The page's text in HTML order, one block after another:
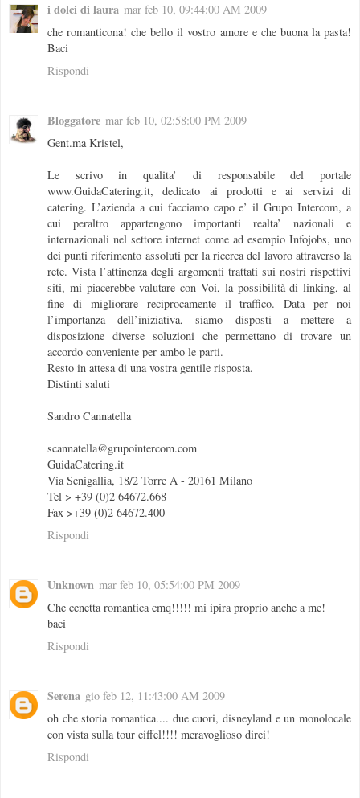
i dolci di laura mar feb 10, 09:44:00 AM 2009
che romanticona! che bello il vostro amore e che buona la pasta!
Baci
Rispondi
Bloggatore mar feb 10, 02:58:00 PM 2009
Gent.ma Kristel,
Le scrivo in qualita’ di responsabile del portale
www.GuidaCatering.it, dedicato ai prodotti e ai servizi di
catering. L’azienda a cui facciamo capo e’ il Grupo Intercom, a
cui peraltro appartengono importanti realta’ nazionali e
internazionali nel settore internet come ad esempio Infojobs, uno
dei punti riferimento assoluti per la ricerca del lavoro attraverso la
rete. Vista l’attinenza degli argomenti trattati sui nostri rispettivi
siti, mi piacerebbe valutare con Voi, la possibilità di linking, al
fine di migliorare reciprocamente il traffico. Data per noi
l’importanza dell’iniziativa, siamo disposti a mettere a
disposizione diverse soluzioni che permettano di trovare un
accordo conveniente per ambo le parti.
Resto in attesa di una vostra gentile risposta.
Distinti saluti
Sandro Cannatella
scannatella@grupointercom.com
GuidaCatering.it
Via Senigallia, 18/2 Torre A - 20161 Milano
Tel > +39 (0)2 64672.668
Fax >+39 (0)2 64672.400
Rispondi
Unknown mar feb 10, 05:54:00 PM 2009
Che cenetta romantica cmq!!!!! mi ipira proprio anche a me!
baci
Rispondi
Serena gio feb 12, 11:43:00 AM 2009
oh che storia romantica.... due cuori, disneyland e un monolocale
con vista sulla tour eiffel!!!! meravoglioso direi!
Rispondi